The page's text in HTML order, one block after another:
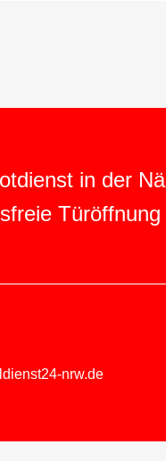
in der
Türöffnung
nrw.de